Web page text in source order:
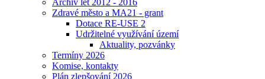
Archiv let 2012 - 2016
Zdravé město a MA21 - grant
Dotace RE-USE 2
Udržitelné využívání území
Aktuality, pozvánky
Termíny 2026
Komise, kontakty
Plán zlepšování 2026